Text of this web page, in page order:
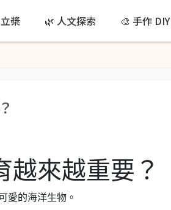
槳 🌿 人文探索 🎨 手作 DIY
越來越重要？
愛的海洋生物。